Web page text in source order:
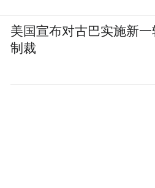
美国宣布对古巴实施新一
制裁